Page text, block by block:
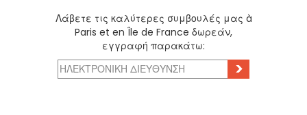
Λάβετε τις καλύτερες συμβουλές μας à
Paris et en Île de France δωρεάν,
εγγραφή παρακάτω:
>